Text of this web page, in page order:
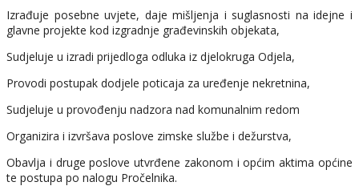
Izrađuje posebne uvjete, daje mišljenja i suglasnosti na idejne i
glavne projekte kod izgradnje građevinskih objekata,
Sudjeluje u izradi prijedloga odluka iz djelokruga Odjela,
Provodi postupak dodjele poticaja za uređenje nekretnina,
Sudjeluje u provođenju nadzora nad komunalnim redom
Organizira i izvršava poslove zimske službe i dežurstva,
Obavlja i druge poslove utvrđene zakonom i općim aktima općine
te postupa po nalogu Pročelnika.